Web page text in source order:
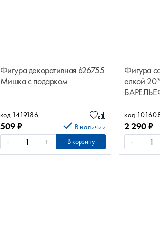
Фигура декоративная 626755
Мишка с подарком
код 1419186
509₽ В наличии
- + В корзину
Фигура
елкой
код
2 290₽
-